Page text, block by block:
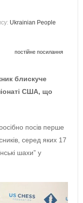
Ukrainian People
постійне посилання
блискуче
США, що
посів перше
серед яких 17
шахи” у